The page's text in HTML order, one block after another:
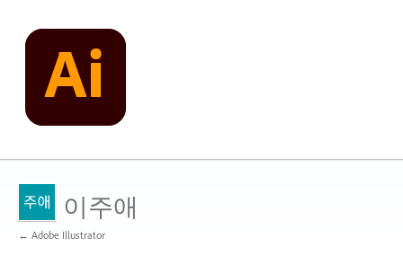
이주애
← Adobe Illustrator